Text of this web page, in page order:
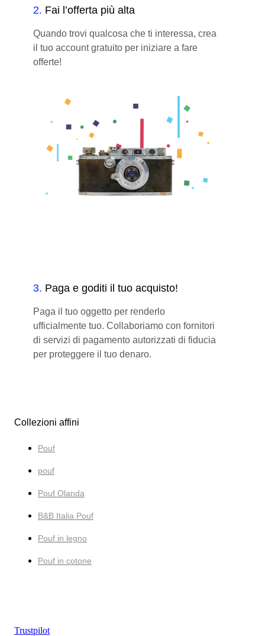
2. Fai l’offerta più alta
Quando trovi qualcosa che ti interessa, crea
il tuo account gratuito per iniziare a fare
offerte!
3. Paga e goditi il tuo acquisto!
Paga il tuo oggetto per renderlo
ufficialmente tuo. Collaboriamo con fornitori
di servizi di pagamento autorizzati di fiducia
per proteggere il tuo denaro.
Collezioni affini
Pouf
pouf
Pouf Olanda
B&B Italia Pouf
Pouf in legno
Pouf in cotone
Trustpilot